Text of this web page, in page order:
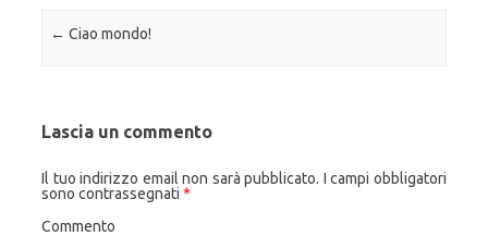
Navigazione articolo
← Ciao mondo!
Lascia un commento
Il tuo indirizzo email non sarà pubblicato. I campi obbligatori
sono contrassegnati *
Commento